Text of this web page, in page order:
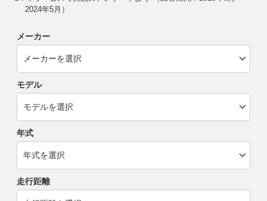
2024年5月）
メーカー
モデル
年式
走行距離